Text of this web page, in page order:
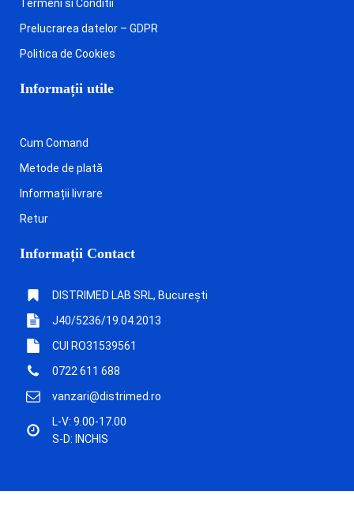
Termeni si Conditii
Prelucrarea datelor – GDPR
Politica de Cookies
Informații utile
Cum Comand
Metode de plată
Informații livrare
Retur
Informații Contact
DISTRIMED LAB SRL, București
J40/5236/19.04.2013
CUI RO31539561
0722 611 688
vanzari@distrimed.ro
L-V: 9.00-17.00
S-D: INCHIS